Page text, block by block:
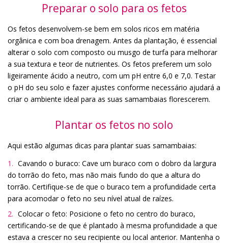
Preparar o solo para os fetos
Os fetos desenvolvem-se bem em solos ricos em matéria
orgânica e com boa drenagem. Antes da plantação, é essencial
alterar o solo com composto ou musgo de turfa para melhorar
a sua textura e teor de nutrientes. Os fetos preferem um solo
ligeiramente ácido a neutro, com um pH entre 6,0 e 7,0. Testar
o pH do seu solo e fazer ajustes conforme necessário ajudará a
criar o ambiente ideal para as suas samambaias florescerem.
Plantar os fetos no solo
Aqui estão algumas dicas para plantar suas samambaias:
Cavando o buraco: Cave um buraco com o dobro da largura
do torrão do feto, mas não mais fundo do que a altura do
torrão. Certifique-se de que o buraco tem a profundidade certa
para acomodar o feto no seu nível atual de raízes.
Colocar o feto: Posicione o feto no centro do buraco,
certificando-se de que é plantado à mesma profundidade a que
estava a crescer no seu recipiente ou local anterior. Mantenha o